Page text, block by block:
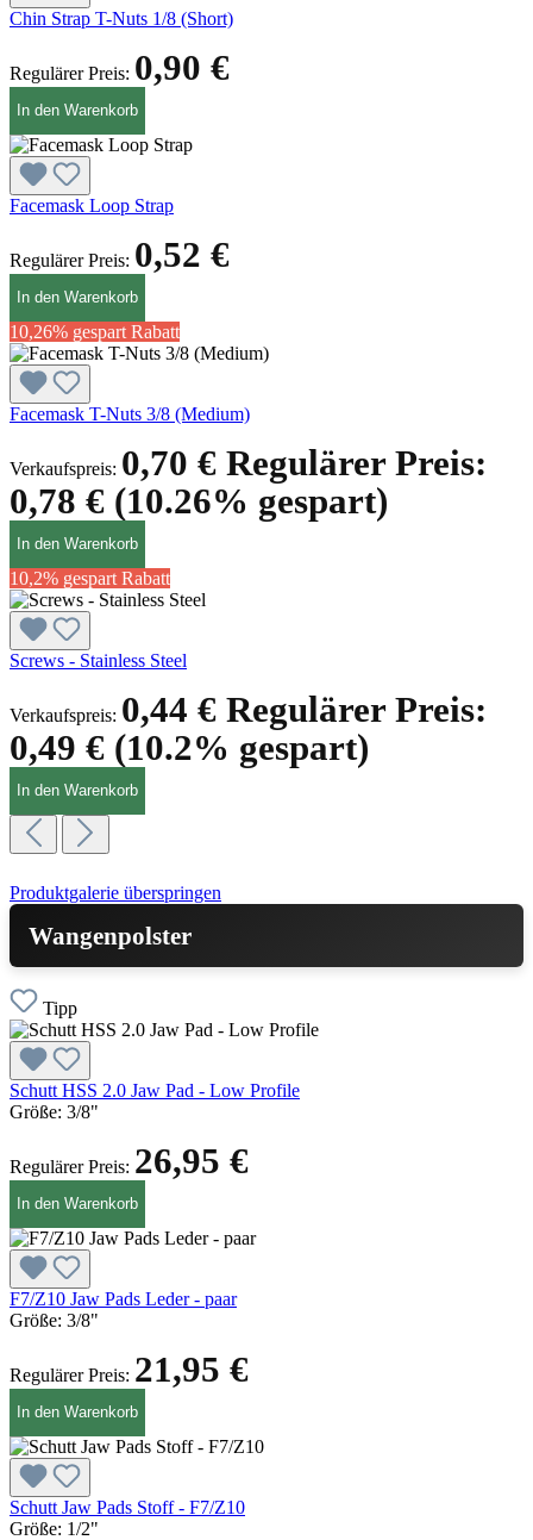
Chin Strap T-Nuts 1/8 (Short)
Regulärer Preis: 0,90 €
In den Warenkorb
Facemask Loop Strap
Regulärer Preis: 0,52 €
In den Warenkorb
10,26% gespart Rabatt
Facemask T-Nuts 3/8 (Medium)
Verkaufspreis: 0,70 € Regulärer Preis:
0,78 € (10.26% gespart)
In den Warenkorb
10,2% gespart Rabatt
Screws - Stainless Steel
Verkaufspreis: 0,44 € Regulärer Preis:
0,49 € (10.2% gespart)
In den Warenkorb
Produktgalerie überspringen
Wangenpolster
Tipp
Schutt HSS 2.0 Jaw Pad - Low Profile
Größe: 3/8"
Regulärer Preis: 26,95 €
In den Warenkorb
F7/Z10 Jaw Pads Leder - paar
Größe: 3/8"
Regulärer Preis: 21,95 €
In den Warenkorb
Schutt Jaw Pads Stoff - F7/Z10
Größe: 1/2"